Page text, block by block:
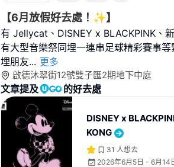
【6月放假好去處！✨】
有 Jellycat、DISNEY x BLACKPINK、
有大型音樂祭同埋一連串足球精彩賽事
埋朋友... 更多
啟德沐翠街12號雙子匯2期地下中庭
文章提及 的好去處
DISNEY x
KONG
31 人想去
2026年6月5日 - 6月14